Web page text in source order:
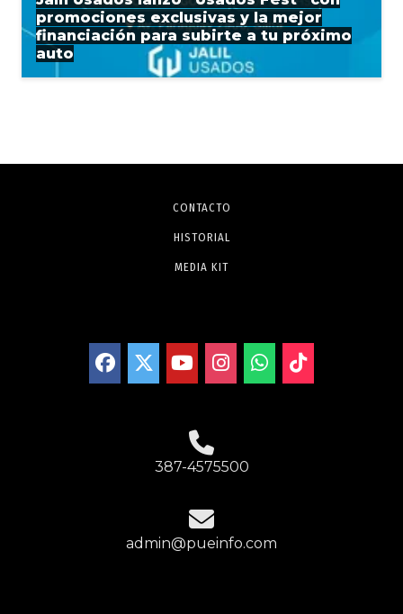
promociones exclusivas y la mejor
financiación para subirte a tu próximo
auto
CONTACTO
HISTORIAL
MEDIA KIT
387-4575500
admin@pueinfo.com